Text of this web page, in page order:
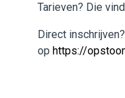
Tarieven? Die
Direct
op https://